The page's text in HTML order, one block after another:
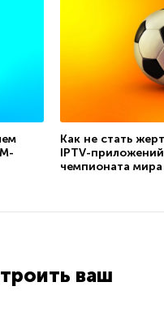
Как не стать
IPTV-
чемпионата
ваш